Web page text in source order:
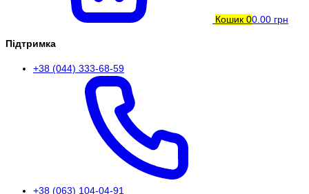
Кошик 00.00 грн
Підтримка
+38 (044) 333-68-59
+38 (063) 104-04-91